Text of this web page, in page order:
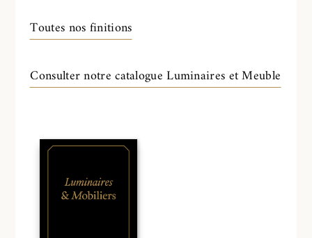
Toutes nos finitions
Consulter notre catalogue Luminaires et Meuble